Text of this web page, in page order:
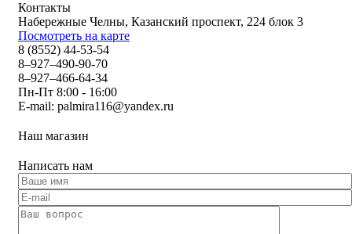
Контакты
Набережные Челны, Казанский проспект, 224 блок 3
Посмотреть на карте
8 (8552) 44-53-54
8–927–490-90-70
8–927–466-64-34
Пн-Пт 8:00 - 16:00
E-mail: palmira116@yandex.ru
Наш магазин
Написать нам